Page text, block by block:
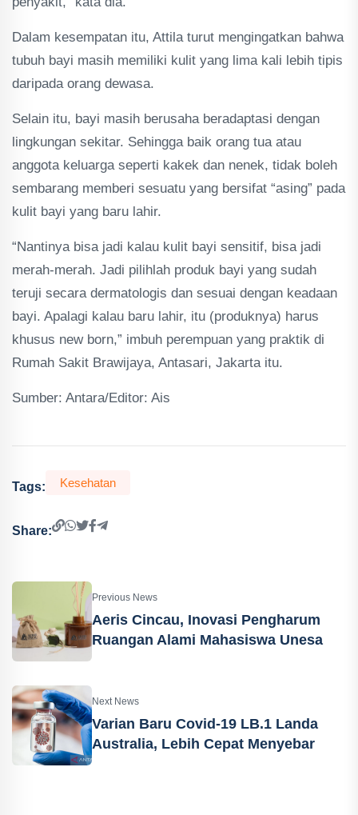
Dalam kesempatan itu, Attila turut mengingatkan bahwa
tubuh bayi masih memiliki kulit yang lima kali lebih tipis
daripada orang dewasa.
Selain itu, bayi masih berusaha beradaptasi dengan
lingkungan sekitar. Sehingga baik orang tua atau
anggota keluarga seperti kakek dan nenek, tidak boleh
sembarang memberi sesuatu yang bersifat “asing” pada
kulit bayi yang baru lahir.
“Nantinya bisa jadi kalau kulit bayi sensitif, bisa jadi
merah-merah. Jadi pilihlah produk bayi yang sudah
teruji secara dermatologis dan sesuai dengan keadaan
bayi. Apalagi kalau baru lahir, itu (produknya) harus
khusus new born,” imbuh perempuan yang praktik di
Rumah Sakit Brawijaya, Antasari, Jakarta itu.
Sumber: Antara/Editor: Ais
Tags: Kesehatan
Share:
Previous News
Aeris Cincau, Inovasi Pengharum
Ruangan Alami Mahasiswa Unesa
Next News
Varian Baru Covid-19 LB.1 Landa
Australia, Lebih Cepat Menyebar